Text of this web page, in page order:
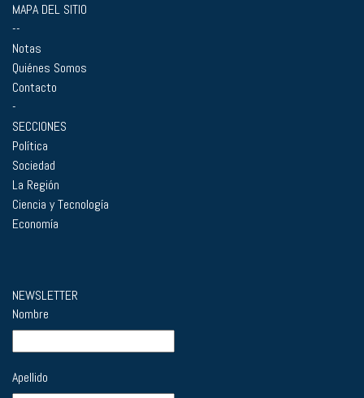
MAPA DEL SITIO
--
Notas
Quiénes Somos
Contacto
-
SECCIONES
Política
Sociedad
La Región
Ciencia y Tecnología
Economía
NEWSLETTER
Nombre
Apellido